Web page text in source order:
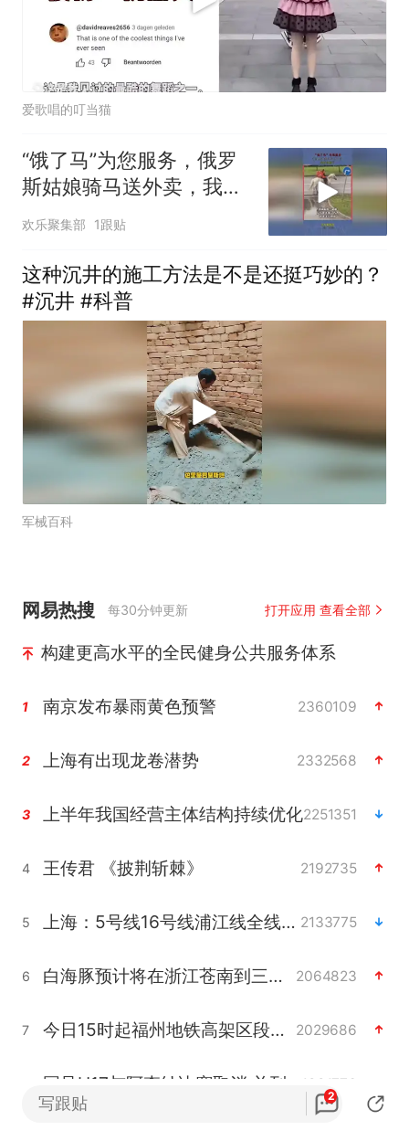
爱歌唱的叮当猫
“饿了马”为您服务，俄罗
斯姑娘骑马送外卖，我的
汤撒了
欢乐聚集部 1跟贴
这种沉井的施工方法是不是还挺巧妙的？
#沉井 #科普
军械百科
网易热搜 每30分钟更新 打开应用 查看全部
构建更高水平的全民健身公共服务体系
1 南京发布暴雨黄色预警 2360109
2 上海有出现龙卷潜势 2332568
3 上半年我国经营主体结构持续优化2251351
4 王传君 《披荆斩棘》 2192735
5 上海：5号线16号线浦江线全线停运 2133775
6 白海豚预计将在浙江苍南到三门一带登陆 2064823
7 今日15时起福州地铁高架区段停运 2029686
1991776
写跟贴 2